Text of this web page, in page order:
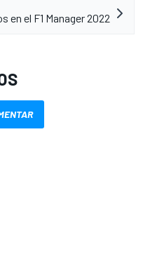
en el F1 Manager 2022